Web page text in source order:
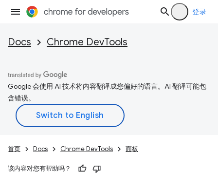
登录
Docs Chrome DevTools
Google 会使用 AI 技术将内容翻译成您偏好的语言。AI 翻译可能包
含错误。
首页 Docs Chrome DevTools 面板
该内容对您有帮助吗？